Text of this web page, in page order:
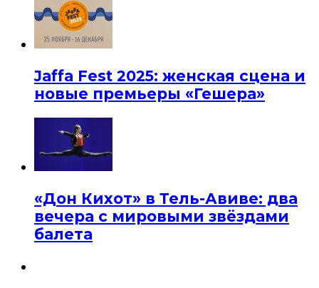
Jaffa Fest 2025: женская сцена и
новые премьеры «Гешера»
«Дон Кихот» в Тель-Авиве: два
вечера с мировыми звёздами
балета